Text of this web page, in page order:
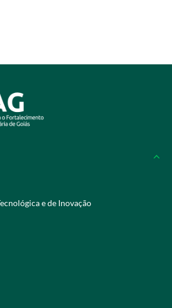
e de Inovação